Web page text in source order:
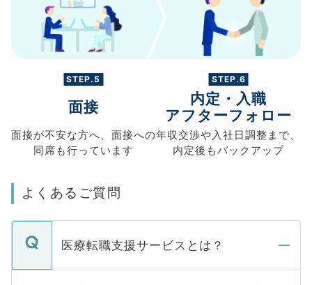
STEP.5
面接
面接が不安な方へ、 面接への
同席も行っています
STEP.6
内定・入職
アフターフォロー
年収交渉や入社日調整まで、
内定後もバックアップ
よくあるご質問
医療転職支援サービスとは？